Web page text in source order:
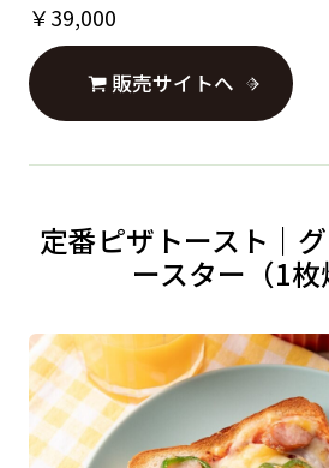
￥39,000
販売サイトへ
定番ピザトースト｜
ースター（1枚